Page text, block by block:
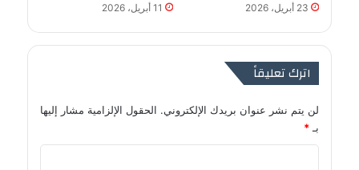
23 أبريل، 2026 11 أبريل، 2026
اترك تعليقاً
لن يتم نشر عنوان بريدك الإلكتروني. الحقول الإلزامية مشار إليها
بـ *